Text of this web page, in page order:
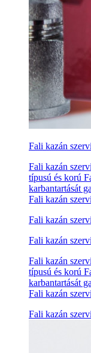
Fali kazán
Fali kazán
típusú és korú
karbantartását
Fali kazán
Fali kazán
Fali kazán
Fali kazán
típusú és korú
karbantartását
Fali kazán
Fali kazán